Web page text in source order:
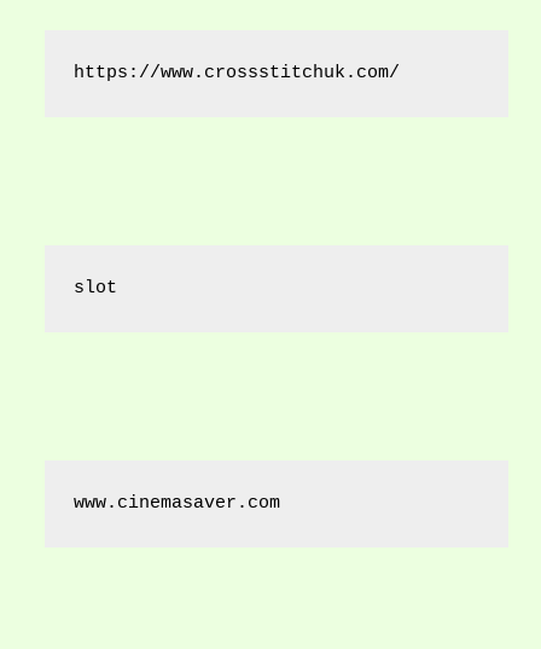
https://www.crossstitchuk.com/
slot
www.cinemasaver.com